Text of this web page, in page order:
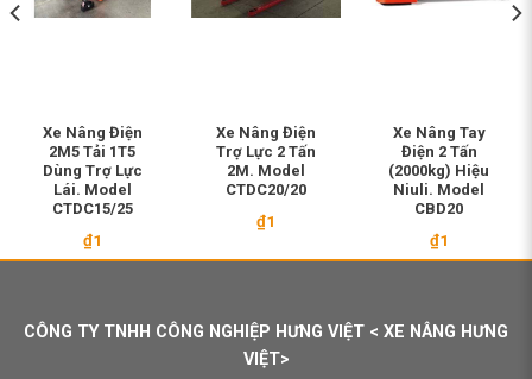
Xe Nâng Điện
2M5 Tải 1T5
Dùng Trợ Lực
Lái. Model
CTDC15/25
₫1
Xe Nâng Điện
Trợ Lực 2 Tấn
2M. Model
CTDC20/20
₫1
Xe Nâng Tay
Điện 2 Tấn
(2000kg) Hiệu
Niuli. Model
CBD20
₫1
CÔNG TY TNHH CÔNG NGHIỆP HƯNG VIỆT < XE NÂNG HƯNG
VIỆT>